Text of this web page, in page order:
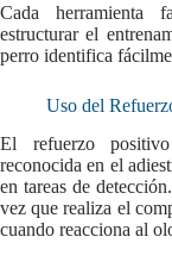
Cada herramienta
estructurar el
perro identifica
Uso del
El refuerzo
reconocida en el
en tareas de
vez que realiza el
cuando reacciona al